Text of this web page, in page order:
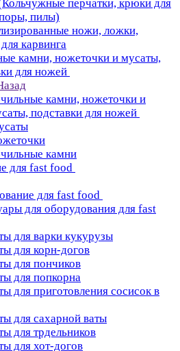
перчатки, крюки для
пилы)
ножи, ложки,
карвинга
камни, ножеточки и мусаты,
для ножей
камни, ножеточки и
подставки для ножей
камни
для fast food
для fast food
для оборудования для fast
для варки кукурузы
для корн-догов
для пончиков
для попкорна
для приготовления сосисок в
для сахарной ваты
для трдельников
для хот-догов